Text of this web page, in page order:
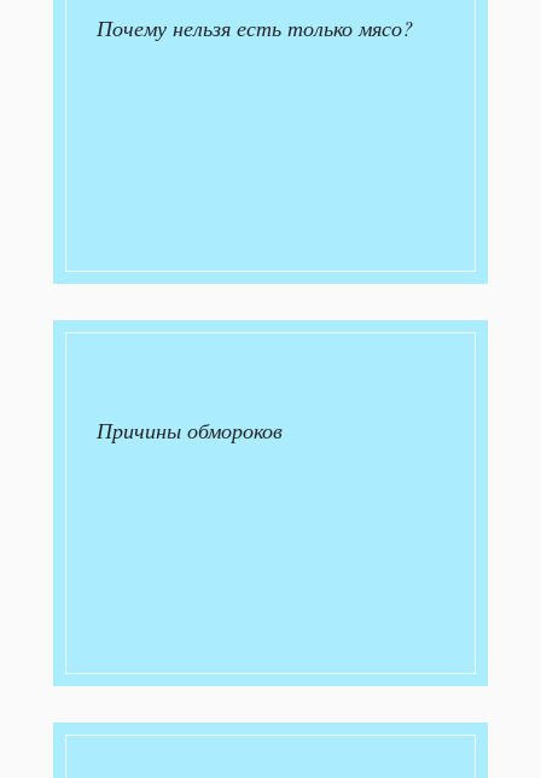
Почему нельзя есть только мясо?
Причины обмороков